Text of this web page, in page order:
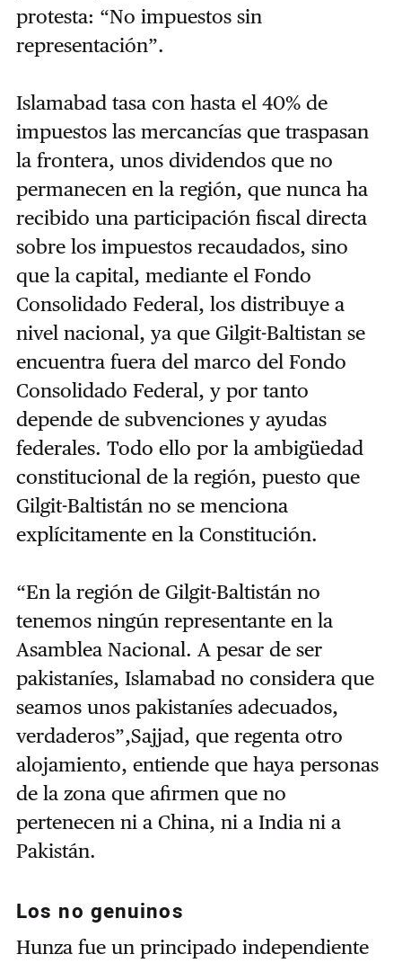
protesta: “No impuestos sin
representación”.
Islamabad tasa con hasta el 40% de
impuestos las mercancías que traspasan
la frontera, unos dividendos que no
permanecen en la región, que nunca ha
recibido una participación fiscal directa
sobre los impuestos recaudados, sino
que la capital, mediante el Fondo
Consolidado Federal, los distribuye a
nivel nacional, ya que Gilgit-Baltistan se
encuentra fuera del marco del Fondo
Consolidado Federal, y por tanto
depende de subvenciones y ayudas
federales. Todo ello por la ambigüedad
constitucional de la región, puesto que
Gilgit-Baltistán no se menciona
explícitamente en la Constitución.
“En la región de Gilgit-Baltistán no
tenemos ningún representante en la
Asamblea Nacional. A pesar de ser
pakistaníes, Islamabad no considera que
seamos unos pakistaníes adecuados,
verdaderos”,Sajjad, que regenta otro
alojamiento, entiende que haya personas
de la zona que afirmen que no
pertenecen ni a China, ni a India ni a
Pakistán.
Los no genuinos
Hunza fue un principado independiente